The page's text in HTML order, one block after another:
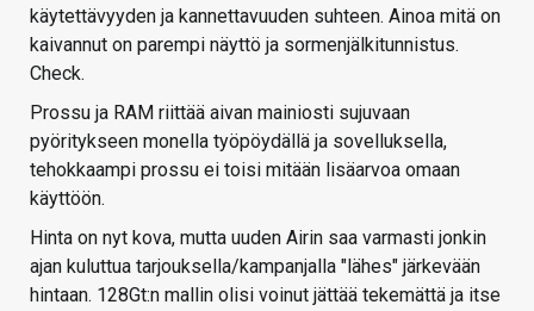
käytettävyyden ja kannettavuuden suhteen. Ainoa mitä on
kaivannut on parempi näyttö ja sormenjälkitunnistus.
Check.
Prossu ja RAM riittää aivan mainiosti sujuvaan
pyöritykseen monella työpöydällä ja sovelluksella,
tehokkaampi prossu ei toisi mitään lisäarvoa omaan
käyttöön.
Hinta on nyt kova, mutta uuden Airin saa varmasti jonkin
ajan kuluttua tarjouksella/kampanjalla "lähes" järkevään
hintaan. 128Gt:n mallin olisi voinut jättää tekemättä ja itse